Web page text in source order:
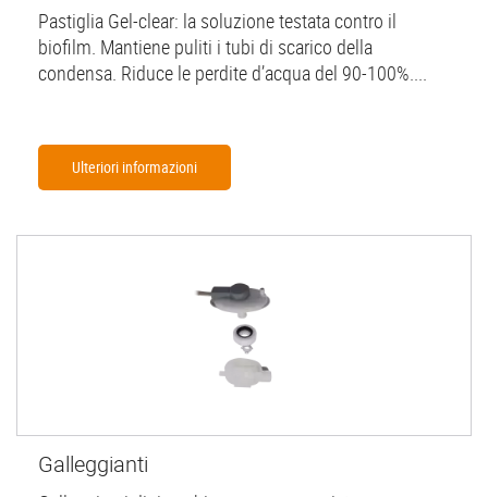
Pastiglia Gel-clear: la soluzione testata contro il
biofilm. Mantiene puliti i tubi di scarico della
condensa. Riduce le perdite d’acqua del 90-100%....
Ulteriori informazioni
Galleggianti